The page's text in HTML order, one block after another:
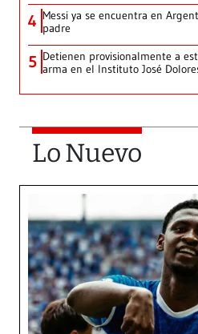
4 Messi ya se encuentra en
padre
5 Detienen provisionalmente a
arma en el Instituto José
Lo Nuevo